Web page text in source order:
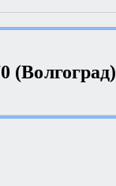
(Волгоград)